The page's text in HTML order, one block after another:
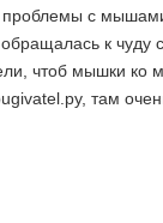
проблемы с
к чуду
чтоб мышки ко
там